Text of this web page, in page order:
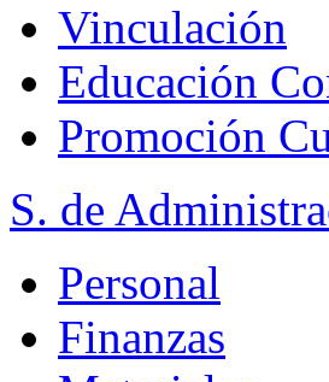
Vinculación
Educación
Promoción
S. de
Personal
Finanzas